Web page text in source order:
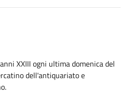
XXIII ogni ultima domenica del
dell'antiquariato e